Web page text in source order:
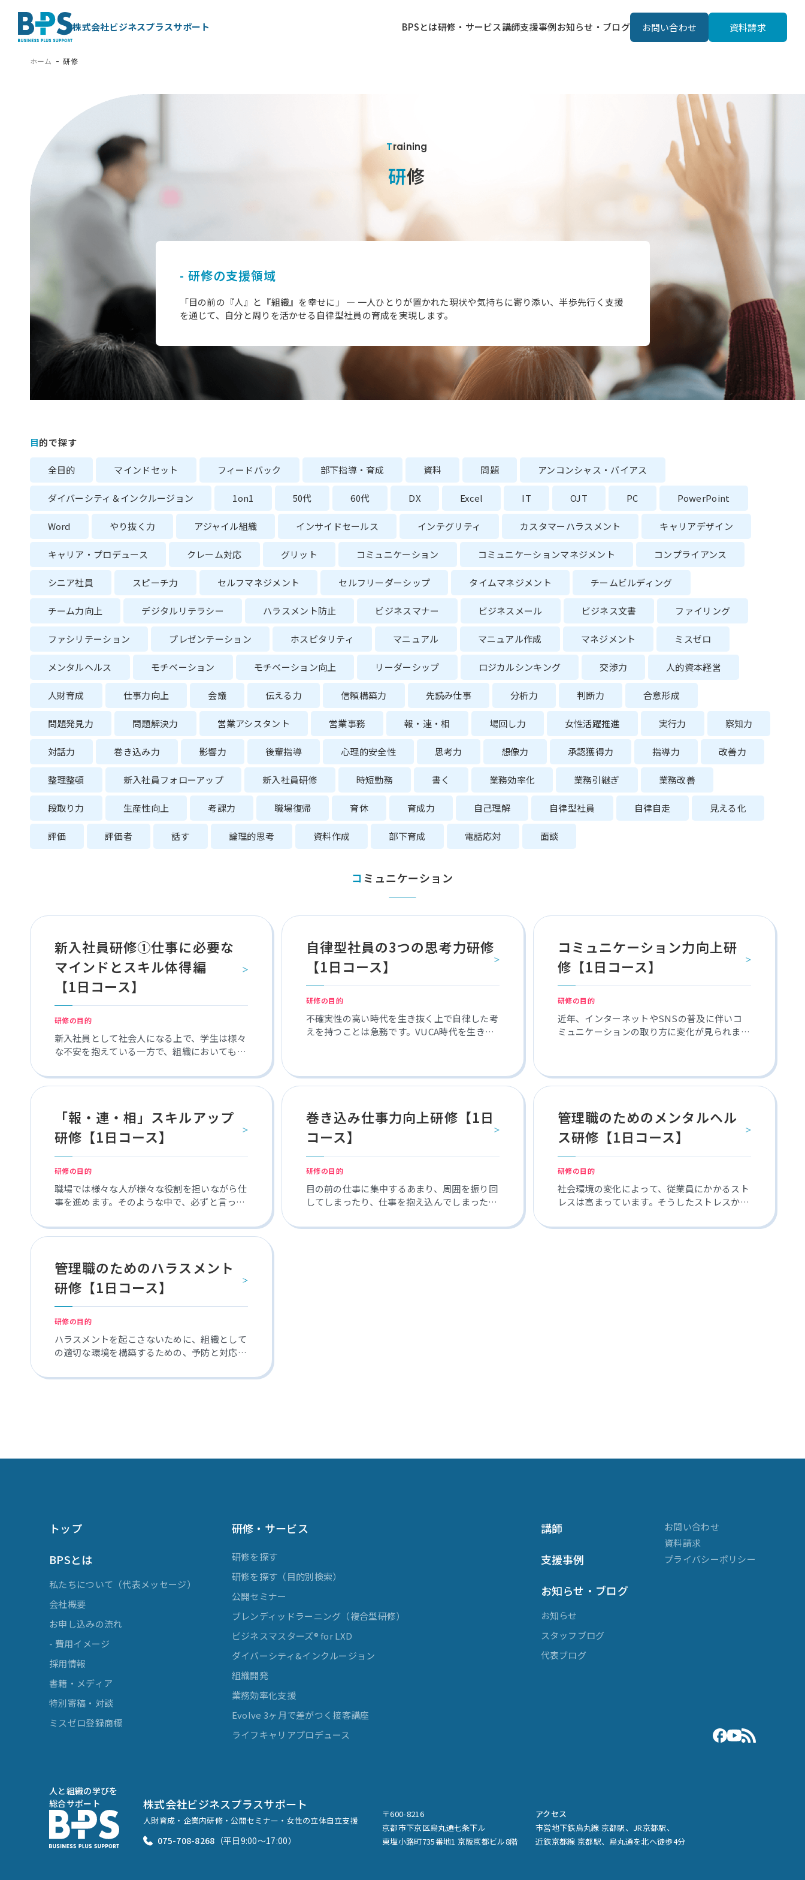
株式会社ビジネスプラスサポート BPSとは研修・サービス講師支援事例お知らせ・ブログ お問い合わせ 資料請求
ホーム 研修
Training
研修
- 研修の支援領域
「目の前の『人』と『組織』を幸せに」 ― 一人ひとりが置かれた現状や気持ちに寄り添い、半歩先行く支援
を通じて、自分と周りを活かせる自律型社員の育成を実現します。
目的で探す
全目的 マインドセット フィードバック 部下指導・育成 資料 問題 アンコンシャス・バイアス
ダイバーシティ＆インクルージョン 1on1 50代 60代 DX Excel IT OJT PC PowerPoint
Word やり抜く力 アジャイル組織 インサイドセールス インテグリティ カスタマーハラスメント キャリアデザイン
キャリア・プロデュース クレーム対応 グリット コミュニケーション コミュニケーションマネジメント コンプライアンス
シニア社員 スピーチ力 セルフマネジメント セルフリーダーシップ タイムマネジメント チームビルディング
チーム力向上 デジタルリテラシー ハラスメント防止 ビジネスマナー ビジネスメール ビジネス文書 ファイリング
ファシリテーション プレゼンテーション ホスピタリティ マニュアル マニュアル作成 マネジメント ミスゼロ
メンタルヘルス モチベーション モチベーション向上 リーダーシップ ロジカルシンキング 交渉力 人的資本経営
人財育成 仕事力向上 会議 伝える力 信頼構築力 先読み仕事 分析力 判断力 合意形成
問題発見力 問題解決力 営業アシスタント 営業事務 報・連・相 場回し力 女性活躍推進 実行力 察知力
対話力 巻き込み力 影響力 後輩指導 心理的安全性 思考力 想像力 承認獲得力 指導力 改善力
整理整頓 新入社員フォローアップ 新入社員研修 時短勤務 書く 業務効率化 業務引継ぎ 業務改善
段取り力 生産性向上 考課力 職場復帰 育休 育成力 自己理解 自律型社員 自律自走 見える化
評価 評価者 話す 論理的思考 資料作成 部下育成 電話応対 面談
コミュニケーション
新入社員研修①仕事に必要な
マインドとスキル体得編
【1日コース】
研修の目的
新入社員として社会人になる上で、学生は様々
な不安を抱えている一方で、組織においても今
こで、本研修を通して新入社員にとっての基礎
わることができるようになります。
自律型社員の3つの思考力研修
【1日コース】
研修の目的
不確実性の高い時代を生き抜く上で自律した考
えを持つことは急務です。VUCA時代を生き抜
コミュニケーション力向上研
修【1日コース】
研修の目的
近年、インターネットやSNSの普及に伴いコ
ミュニケーションの取り方に変化が見られま
倒です。 多様な人材が活躍していく社会の中
めには質の高いコミュニケーションが必要とな
ります。 コミュニケーション力向上研修を通
して、チームの連携を強め、組織で成果を出す
「報・連・相」スキルアップ
研修【1日コース】
研修の目的
職場では様々な人が様々な役割を担いながら仕
事を進めます。そのような中で、必ずと言って
ます。その多くは、「報・連・相」がきちんと
係を築き、生産性の高い仕事を実現しましょ
う。
巻き込み仕事力向上研修【1日
コース】
研修の目的
目の前の仕事に集中するあまり、周囲を振り回
してしまったり、仕事を抱え込んでしまったり
修では、目標達成に必要な周囲の協力を引き出
管理職のためのメンタルヘル
ス研修【1日コース】
研修の目的
社会環境の変化によって、従業員にかかるスト
レスは高まっています。そうしたストレスから
理職やリーダーには求められています。また、
管理職のためのハラスメント
研修【1日コース】
研修の目的
ハラスメントを起こさないために、組織として
の適切な環境を構築するための、予防と対応に
トップ
BPSとは
私たちについて（代表メッセージ）
会社概要
お申し込みの流れ
- 費用イメージ
採用情報
書籍・メディア
特別寄稿・対談
ミスゼロ登録商標
研修・サービス
研修を探す
研修を探す（目的別検索）
公開セミナー
ブレンディッドラーニング（複合型研修）
ビジネスマスターズ® for LXD
ダイバーシティ&インクルージョン
組織開発
業務効率化支援
Evolve 3ヶ月で差がつく接客講座
ライフキャリアプロデュース
講師
支援事例
お知らせ・ブログ
お知らせ
スタッフブログ
代表ブログ
お問い合わせ
資料請求
プライバシーポリシー
人と組織の学びを
総合サポート
株式会社ビジネスプラスサポート
人財育成・企業内研修・公開セミナー・女性の立体自立支援
075-708-8268 （平日9:00〜17:00）
〒600-8216
京都市下京区烏丸通七条下ル
東塩小路町735番地1 京阪京都ビル8階
アクセス
市営地下鉄烏丸線 京都駅、JR京都駅、
近鉄京都線 京都駅、烏丸通を北へ徒歩4分